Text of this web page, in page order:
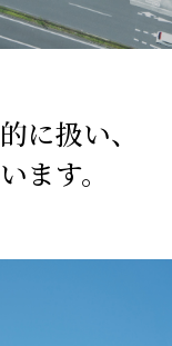
に扱い、
ます。